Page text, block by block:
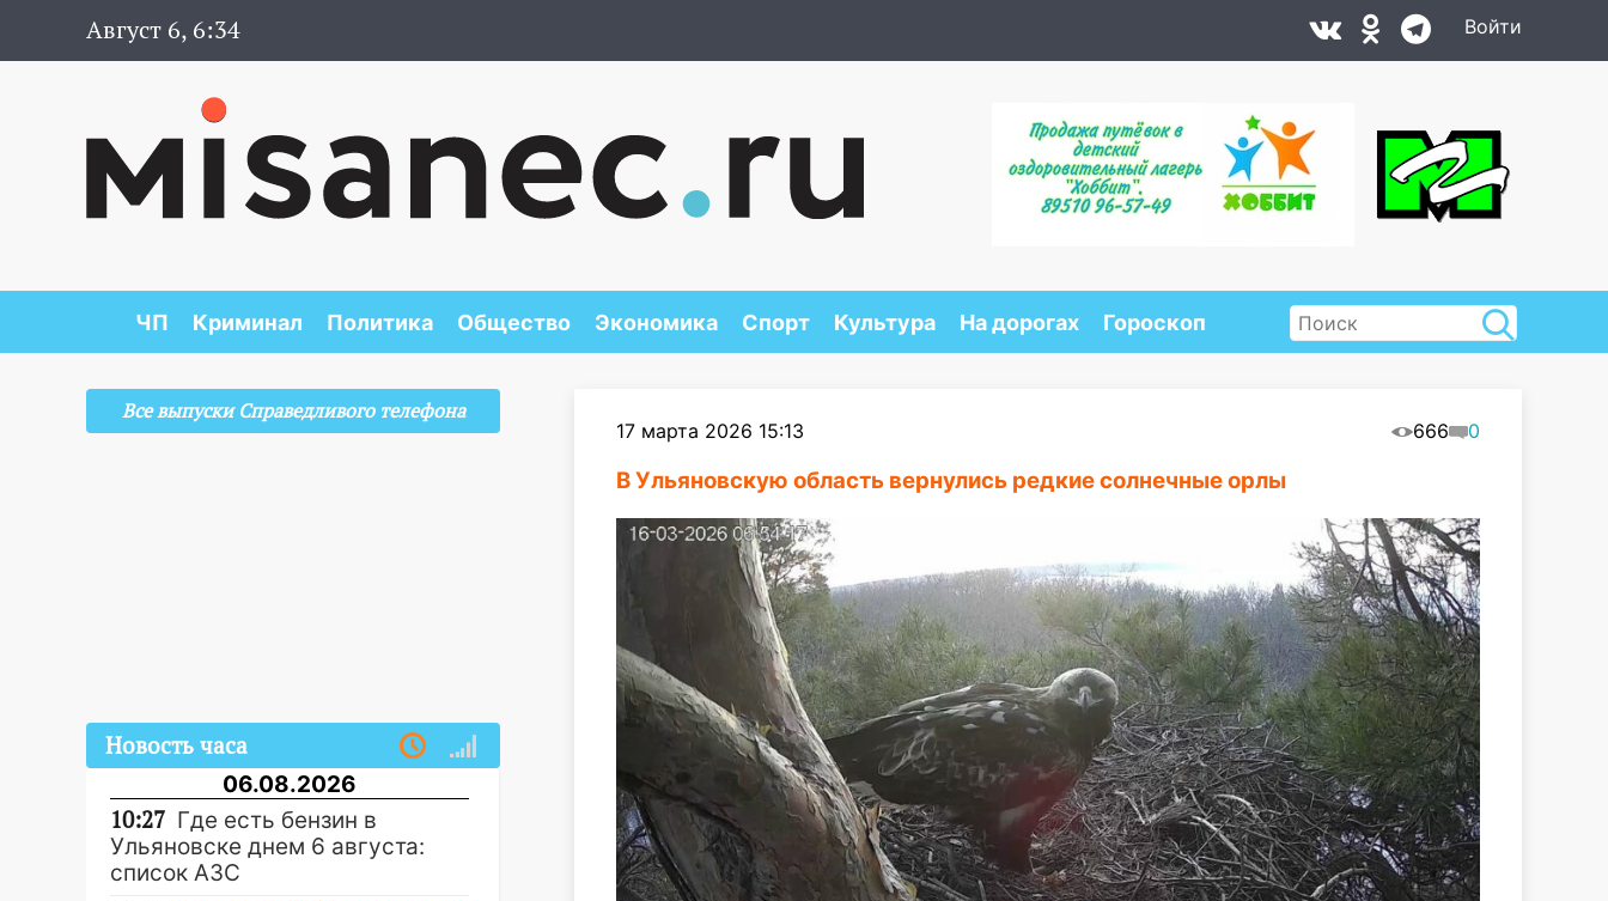
Август 6, 6:34 Войти
ЧП Криминал Политика Общество Экономика Спорт Культура На дорогах Гороскоп
17 марта 2026 15:13 666 0
В Ульяновскую область вернулись редкие солнечные орлы
Все выпуски Справедливого телефона
Новость часа
06.08.2026
10:27 Где есть бензин в
Ульяновске днем 6 августа:
список АЗС